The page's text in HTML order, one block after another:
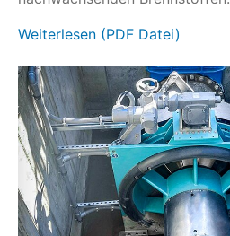
Weiterlesen (PDF Datei)